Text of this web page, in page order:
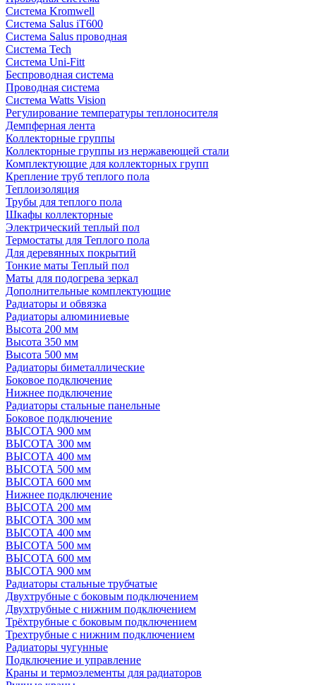
Система Kromwell
Система Salus iT600
Система Salus проводная
Система Tech
Система Uni-Fitt
Беспроводная система
Проводная система
Система Watts Vision
Регулирование температуры теплоносителя
Демпферная лента
Коллекторные группы
Коллекторные группы из нержавеющей стали
Комплектующие для коллекторных групп
Крепление труб теплого пола
Теплоизоляция
Трубы для теплого пола
Шкафы коллекторные
Электрический теплый пол
Термостаты для Теплого пола
Для деревянных покрытий
Тонкие маты Теплый пол
Маты для подогрева зеркал
Дополнительные комплектующие
Радиаторы и обвязка
Радиаторы алюминиевые
Высота 200 мм
Высота 350 мм
Высота 500 мм
Радиаторы биметаллические
Боковое подключение
Нижнее подключение
Радиаторы стальные панельные
Боковое подключение
ВЫСОТА 900 мм
ВЫСОТА 300 мм
ВЫСОТА 400 мм
ВЫСОТА 500 мм
ВЫСОТА 600 мм
Нижнее подключение
ВЫСОТА 200 мм
ВЫСОТА 300 мм
ВЫСОТА 400 мм
ВЫСОТА 500 мм
ВЫСОТА 600 мм
ВЫСОТА 900 мм
Радиаторы стальные трубчатые
Двухтрубные с боковым подключением
Двухтрубные с нижним подключением
Трёхтрубные с боковым подключением
Трехтрубные с нижним подключением
Радиаторы чугунные
Подключение и управление
Краны и термоэлементы для радиаторов